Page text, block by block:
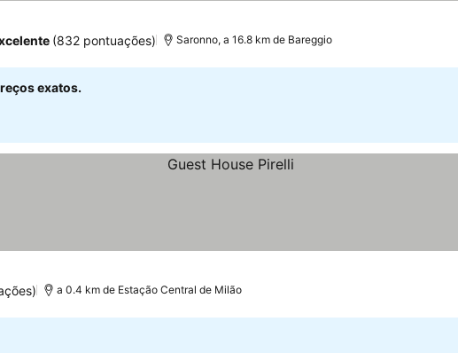
(832 pontuações) Saronno, a 16.8 km de Bareggio
exatos.
a 0.4 km de Estação Central de Milão